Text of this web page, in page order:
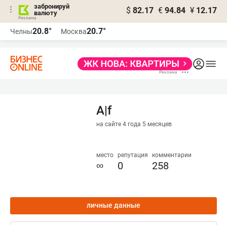
забронируй
валюту
$ 82.17 € 94.84 ¥ 12.17
Челны20.8° Москва20.7°
A|f
на сайте 4 года 5 месяцев
место
∞
репутация
0
комментарии
258
личные данные